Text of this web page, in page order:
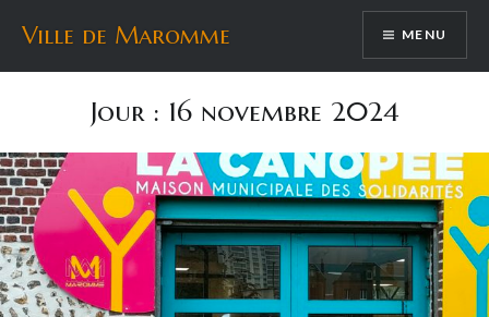
contenu
Ville de Maromme MENU
Jour : 16 novembre 2024